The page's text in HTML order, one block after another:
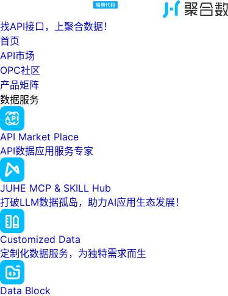
找API接口，上聚合数据！
首页
API市场
OPC社区
产品矩阵
数据服务
API Market Place
API数据应用服务专家
JUHE MCP & SKILL Hub
打破LLM数据孤岛，助力AI应用生态发展！
Customized Data
定制化数据服务，为独特需求而生
Data Block